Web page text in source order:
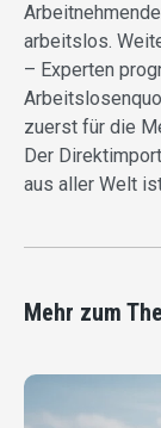
arbeitslos.
– Experten
zuerst für die
Der
aus aller Welt
Mehr zum